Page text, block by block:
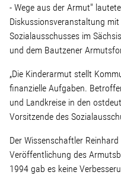
- Wege aus der Armut"
Diskussionsveranstaltung
Sozialausschusses im
und dem Bautzener
„Die Kinderarmut stellt
finanzielle Aufgaben.
und Landkreise in den
Vorsitzende des
Der Wissenschaftler
Veröffentlichung des
1994 gab es keine